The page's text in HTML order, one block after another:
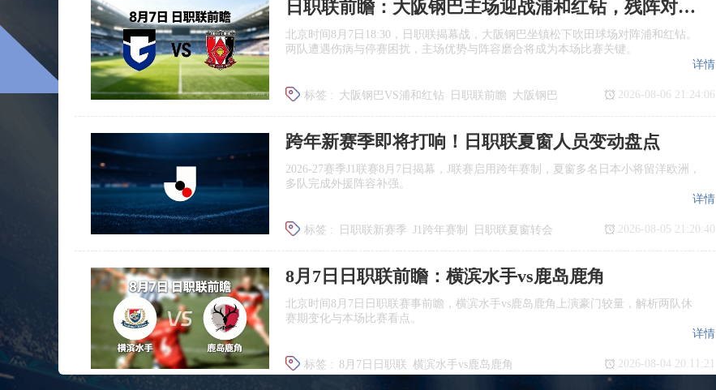
日职联前瞻：大阪钢巴主场迎战浦和红钻，残阵对决看点十足
北京时间8月7日18:30，日职联揭幕战，大阪钢巴坐镇松下吹田球场对阵浦和红钻。
两队遭遇伤病与停赛困扰，主场优势与阵容磨合将成为本场比赛关键。
标签 : 大阪钢巴VS浦和红钻 日职联前瞻 大阪钢巴
浦和红钻
详情
2026-08-06 21:24:06
跨年新赛季即将打响！日职联夏窗人员变动盘点
2026‑27赛季J1联赛8月7日揭幕，J联赛启用跨年赛制，夏窗多名日本小将留洋欧洲，
多队完成外援阵容补强。
标签 : 日职联新赛季 J1跨年赛制
日职联夏窗转会
广岛三箭
详情
2026-08-05 21:20:40
8月7日日职联前瞻：横滨水手vs鹿岛鹿角
北京时间8月7日日职联赛事前瞻，横滨水手vs鹿岛鹿角上演豪门较量，解析两队休
赛期变化与本场比赛看点。
标签 : 8月7日日职联 横滨水手vs鹿岛鹿角
详情
2026-08-04 20:11:21